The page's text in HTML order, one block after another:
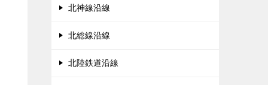
北神線沿線
北総線沿線
北陸鉄道沿線